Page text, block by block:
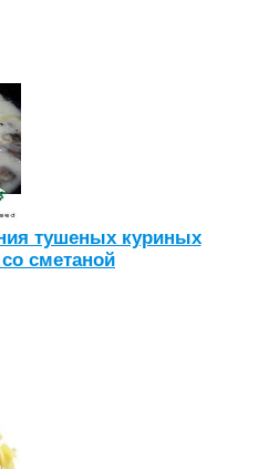
тушеных куриных
сметаной